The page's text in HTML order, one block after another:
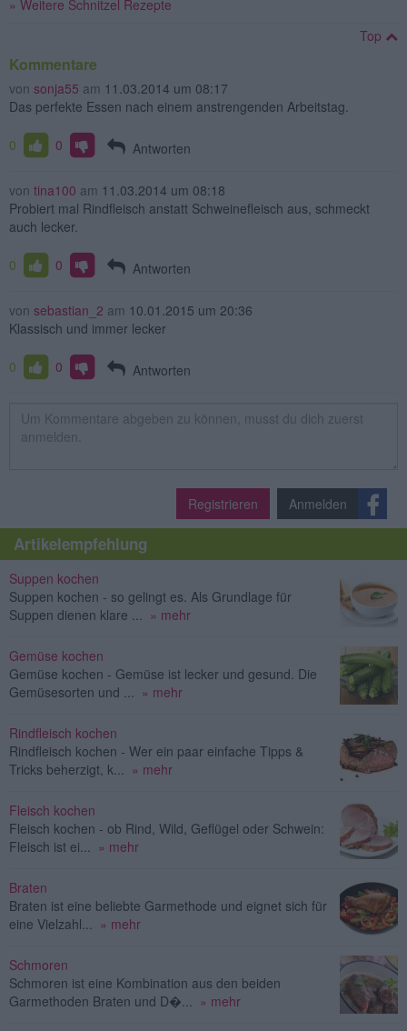
» Weitere Schnitzel Rezepte
Top
Kommentare
von sonja55 am 11.03.2014 um 08:17
Das perfekte Essen nach einem anstrengenden Arbeitstag.
0 0 Antworten
von tina100 am 11.03.2014 um 08:18
Probiert mal Rindfleisch anstatt Schweinefleisch aus, schmeckt
auch lecker.
0 0 Antworten
von sebastian_2 am 10.01.2015 um 20:36
Klassisch und immer lecker
0 0 Antworten
Registrieren Anmelden
Artikelempfehlung
Suppen kochen
Suppen kochen - so gelingt es. Als Grundlage für
Suppen dienen klare ...
» mehr
Gemüse kochen
Gemüse kochen - Gemüse ist lecker und gesund. Die
Gemüsesorten und ...
» mehr
Rindfleisch kochen
Rindfleisch kochen - Wer ein paar einfache Tipps &
Tricks beherzigt, k...
» mehr
Fleisch kochen
Fleisch kochen - ob Rind, Wild, Geflügel oder Schwein:
Fleisch ist ei...
» mehr
Braten
Braten ist eine beliebte Garmethode und eignet sich für
eine Vielzahl...
» mehr
Schmoren
Schmoren ist eine Kombination aus den beiden
Garmethoden Braten und D�...
» mehr